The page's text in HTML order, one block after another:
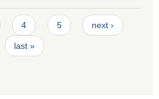
4 5 next ›
last »